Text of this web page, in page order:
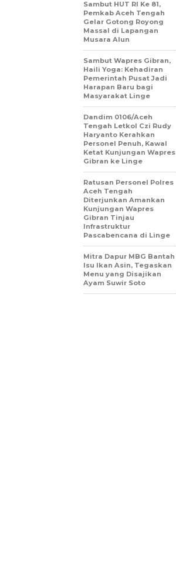
Sambut HUT RI Ke 81,
Pemkab Aceh Tengah
Gelar Gotong Royong
Massal di Lapangan
Musara Alun
‎Sambut Wapres Gibran,
Haili Yoga: Kehadiran
Pemerintah Pusat Jadi
Harapan Baru bagi
Masyarakat Linge
Dandim 0106/Aceh
Tengah Letkol Czi Rudy
Haryanto Kerahkan
Personel Penuh, Kawal
Ketat Kunjungan Wapres
Gibran ke Linge
Ratusan Personel Polres
Aceh Tengah
Diterjunkan Amankan
Kunjungan Wapres
Gibran Tinjau
Infrastruktur
Pascabencana di Linge
‎Mitra Dapur MBG Bantah
Isu Ikan Asin, Tegaskan
Menu yang Disajikan
Ayam Suwir Soto